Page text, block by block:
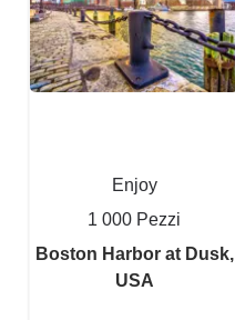
Enjoy
1 000 Pezzi
Boston Harbor at Dusk,
USA